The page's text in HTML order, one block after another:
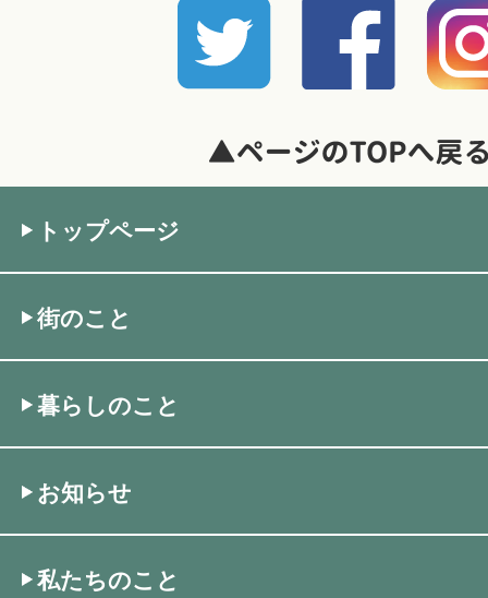
トップページ
街のこと
暮らしのこと
お知らせ
私たちのこと